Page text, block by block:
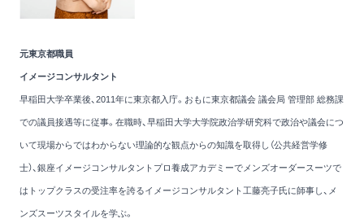
元東京都職員
イメージコンサルタント
早稲田大学卒業後、2011年に東京都入庁。おもに東京都議会 議会局 管理部 総務課
での議員接遇等に従事。在職時、早稲田大学大学院政治学研究科で政治や議会につ
いて現場からではわからない理論的な観点からの知識を取得し（公共経営学修
士）、銀座イメージコンサルタントプロ養成アカデミーでメンズオーダースーツで
はトップクラスの受注率を誇るイメージコンサルタント工藤亮子氏に師事し、メ
ンズスーツスタイルを学ぶ。